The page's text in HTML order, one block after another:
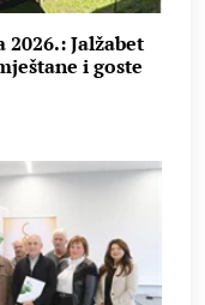
Jalžabet
i goste